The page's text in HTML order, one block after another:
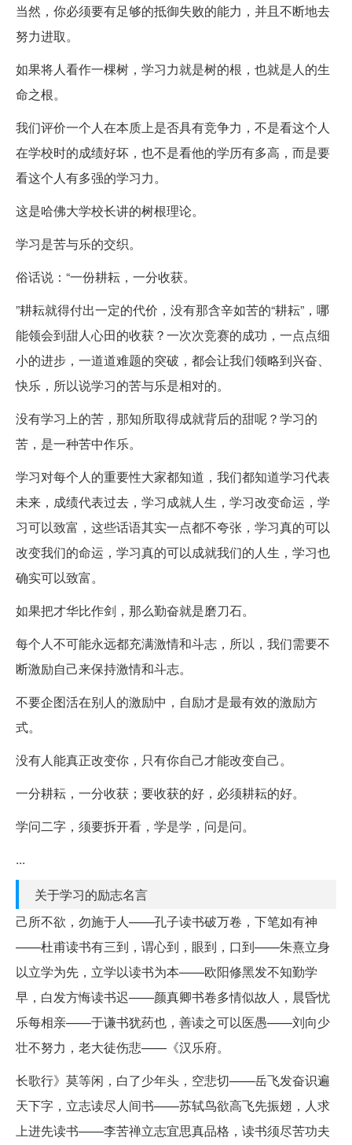
当然，你必须要有足够的抵御失败的能力，并且不断地去
努力进取。
如果将人看作一棵树，学习力就是树的根，也就是人的生
命之根。
我们评价一个人在本质上是否具有竞争力，不是看这个人
在学校时的成绩好坏，也不是看他的学历有多高，而是要
看这个人有多强的学习力。
这是哈佛大学校长讲的树根理论。
学习是苦与乐的交织。
俗话说：“一份耕耘，一分收获。
”耕耘就得付出一定的代价，没有那含辛如苦的“耕耘”，哪
能领会到甜人心田的收获？一次次竞赛的成功，一点点细
小的进步，一道道难题的突破，都会让我们领略到兴奋、
快乐，所以说学习的苦与乐是相对的。
没有学习上的苦，那知所取得成就背后的甜呢？学习的
苦，是一种苦中作乐。
学习对每个人的重要性大家都知道，我们都知道学习代表
未来，成绩代表过去，学习成就人生，学习改变命运，学
习可以致富，这些话语其实一点都不夸张，学习真的可以
改变我们的命运，学习真的可以成就我们的人生，学习也
确实可以致富。
如果把才华比作剑，那么勤奋就是磨刀石。
每个人不可能永远都充满激情和斗志，所以，我们需要不
断激励自己来保持激情和斗志。
不要企图活在别人的激励中，自励才是最有效的激励方
式。
没有人能真正改变你，只有你自己才能改变自己。
一分耕耘，一分收获；要收获的好，必须耕耘的好。
学问二字，须要拆开看，学是学，问是问。
...
关于学习的励志名言
己所不欲，勿施于人——孔子读书破万卷，下笔如有神
——杜甫读书有三到，谓心到，眼到，口到——朱熹立身
以立学为先，立学以读书为本——欧阳修黑发不知勤学
早，白发方悔读书迟——颜真卿书卷多情似故人，晨昏忧
乐每相亲——于谦书犹药也，善读之可以医愚——刘向少
壮不努力，老大徒伤悲——《汉乐府。
长歌行》莫等闲，白了少年头，空悲切——岳飞发奋识遍
天下字，立志读尽人间书——苏轼鸟欲高飞先振翅，人求
上进先读书——李苦禅立志宜思真品格，读书须尽苦功夫